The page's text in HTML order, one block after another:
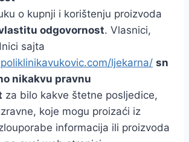
o kupnji i korištenju proizvoda
odgovornost. Vlasnici,
sajta
ljekarna/ sn
nikakvu pravnu
za bilo kakve štetne posljedice,
koje mogu proizaći iz
informacija ili proizvoda